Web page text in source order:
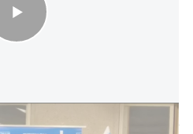
איזנקוט: "לא היה ראש ממשלה בישראל
שהיא בלתי סבירה בעליל"